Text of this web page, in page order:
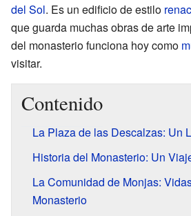
del Sol. Es un edificio de estilo
que guarda muchas obras de arte
del monasterio funciona hoy como
visitar.
Contenido
La Plaza de las Descalzas: Un
Historia del Monasterio: Un
La Comunidad de Monjas:
Monasterio